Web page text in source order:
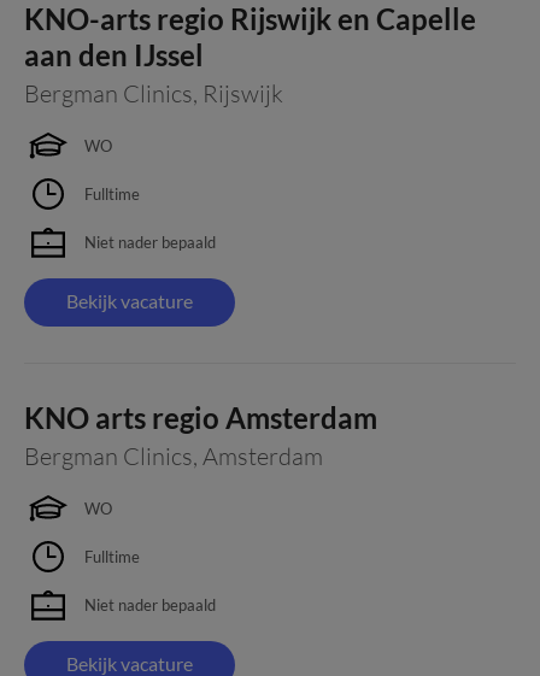
KNO-arts regio Rijswijk en Capelle
aan den IJssel
Bergman Clinics, Rijswijk
WO
Fulltime
Niet nader bepaald
Bekijk vacature
KNO arts regio Amsterdam
Bergman Clinics, Amsterdam
WO
Fulltime
Niet nader bepaald
Bekijk vacature